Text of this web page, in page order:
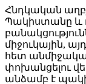
Հնդկական
Պակիստանը և
միջուկային,
հետ
փոխանցելու
անձամբ է